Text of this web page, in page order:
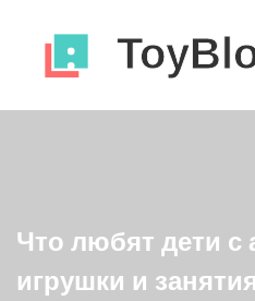
Что любят дети с
игрушки и